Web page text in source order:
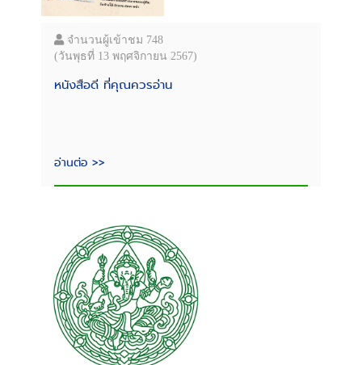
จำนวนผู้เข้าชม 748
(วันพุธที่ 13 พฤศจิกายน 2567)
หนังสือดี ที่คุณควรอ่าน
อ่านต่อ >>